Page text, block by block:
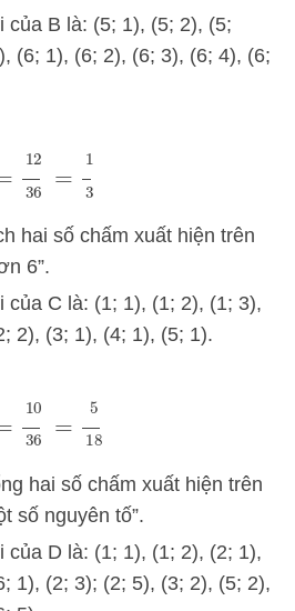
của B là: (5; 1), (5; 2), (5;
(6; 1), (6; 2), (6; 3), (6; 4), (6;
12 =1
hai số chấm xuất hiện trên
6”.
của C là: (1; 1), (1; 2), (1; 3),
2), (3; 1), (4; 1), (5; 1).
10 =5
hai số chấm xuất hiện trên
số nguyên tố”.
của D là: (1; 1), (1; 2), (2; 1),
1), (2; 3); (2; 5), (3; 2), (5; 2),